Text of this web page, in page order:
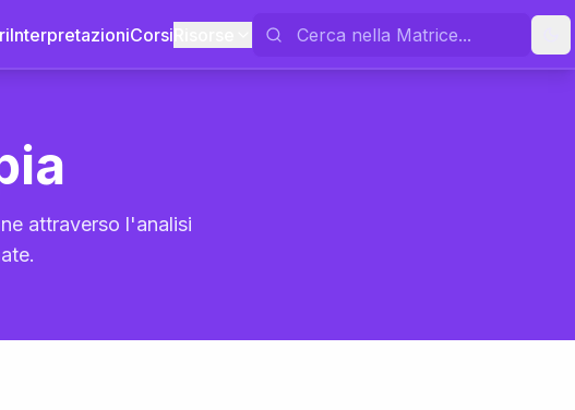
InterpretazioniCorsi
attraverso l'analisi